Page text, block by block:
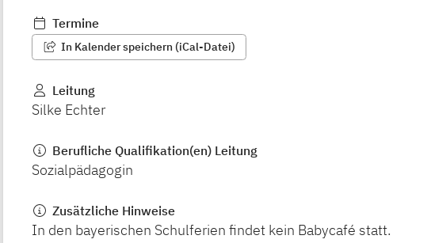
Termine
In Kalender speichern (iCal-Datei)
Leitung
Silke Echter
Berufliche Qualifikation(en) Leitung
Sozialpädagogin
Zusätzliche Hinweise
In den bayerischen Schulferien findet kein Babycafé statt.